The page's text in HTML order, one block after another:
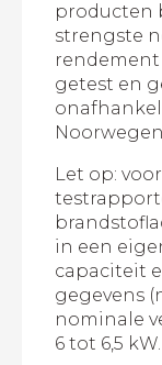
producten
strengste
rendement
getest en
Let op:
in een
capaciteit
gegevens
nominale
6 tot 6,5 kW.